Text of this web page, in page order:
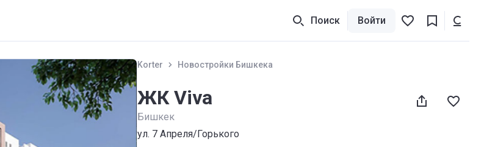
Поиск Войти
Korter Новостройки Бишкека
ЖК Viva
Бишкек
ул. 7 Апреля/Горького